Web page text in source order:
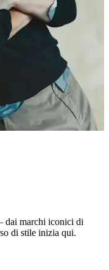
dai marchi iconici di
di stile inizia qui.